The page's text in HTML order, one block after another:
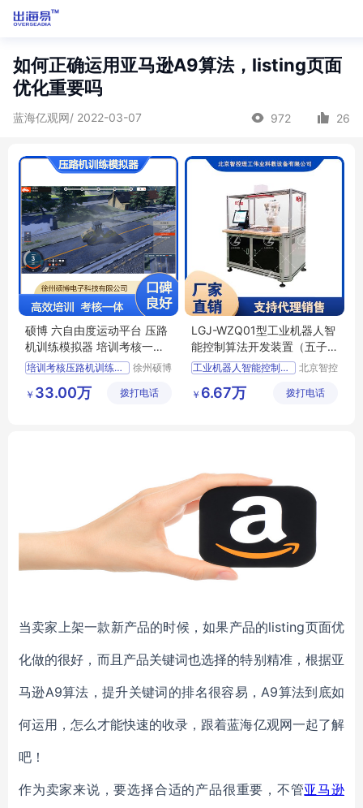
如何正确运用亚马逊A9算法，listing页面
优化重要吗
蓝海亿观网/ 2022-03-07 972 26
硕博 六自由度运动平台 压路
机训练模拟器 培训考核一体
机 厂家直供
培训考核压路机训练模拟器
训练模拟器 麒麟H6
徐州硕博
有限公司
￥ 33.00万 拨打电话
LGJ-WZQ01型工业机器人智
能控制算法开发装置（五子
棋人机对弈）
工业机器人智能控制算法开发装置
算法开发装置
北京智控
科教设备
￥ 6.67万 拨打电话
当卖家上架一款新产品的时候，如果产品的listing页面优
化做的很好，而且产品关键词也选择的特别精准，根据亚
马逊A9算法，提升关键词的排名很容易，A9算法到底如
何运用，怎么才能快速的收录，跟着蓝海亿观网一起了解
吧！
作为卖家来说，要选择合适的产品很重要，不管亚马逊